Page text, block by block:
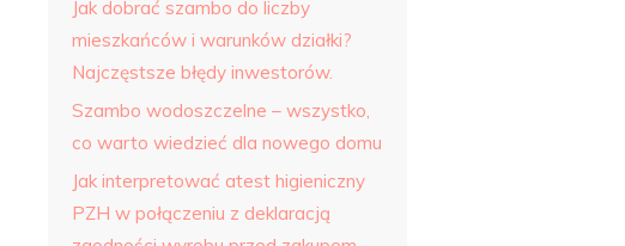
Jak dobrać szambo do liczby
mieszkańców i warunków działki?
Najczęstsze błędy inwestorów.
Szambo wodoszczelne – wszystko,
co warto wiedzieć dla nowego domu
Jak interpretować atest higieniczny
PZH w połączeniu z deklaracją